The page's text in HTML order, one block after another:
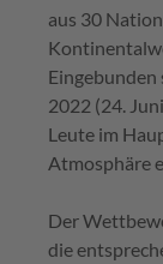
aus 30
Eingebunden
2022 (24.
Leute im
Atmosphäre
Der
die